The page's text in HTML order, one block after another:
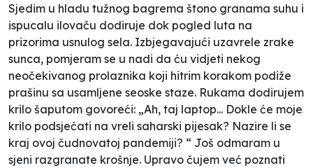
Sjedim u hladu tužnog bagrema štono granama suhu i
ispucalu ilovaču dodiruje dok pogled luta na
prizorima usnulog sela. Izbjegavajući uzavrele zrake
sunca, pomjeram se u nadi da ću vidjeti nekog
neočekivanog prolaznika koji hitrim korakom podiže
prašinu sa usamljene seoske staze. Rukama dodirujem
krilo šaputom govoreći: „Ah, taj laptop... Dokle će moje
krilo podsjećati na vreli saharski pijesak? Nazire li se
kraj ovoj čudnovatoj pandemiji? “ Još odmaram u
sjeni razgranate krošnje. Upravo čujem već poznati